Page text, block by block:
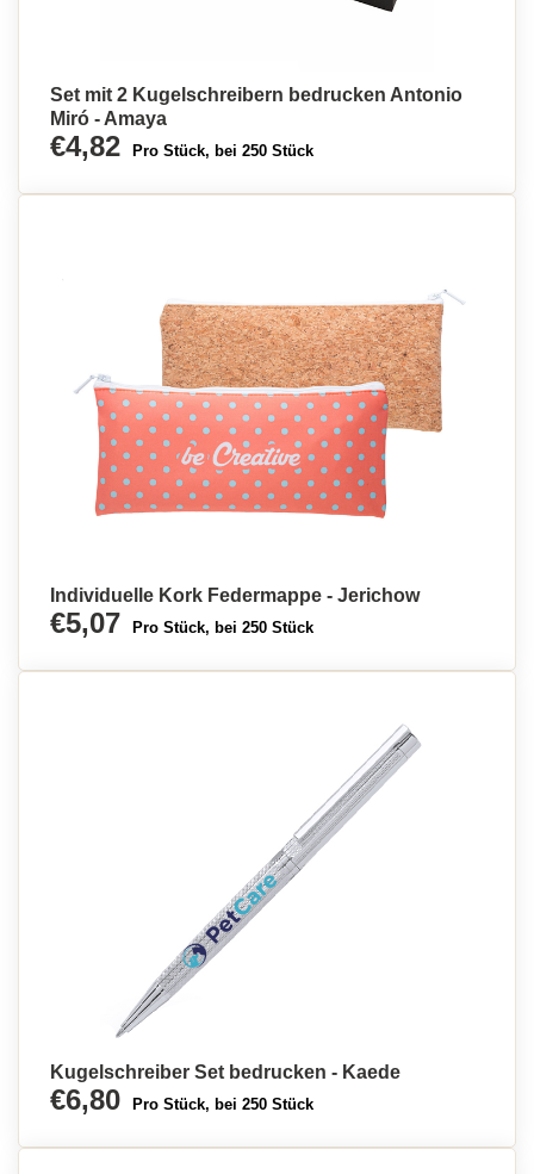
Set mit 2 Kugelschreibern bedrucken Antonio
Miró - Amaya
€4,82 Pro Stück, bei 250 Stück
Individuelle Kork Federmappe - Jerichow
€5,07 Pro Stück, bei 250 Stück
Kugelschreiber Set bedrucken - Kaede
€6,80 Pro Stück, bei 250 Stück